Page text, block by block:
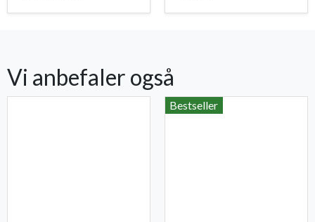
Vi anbefaler også
Bestseller